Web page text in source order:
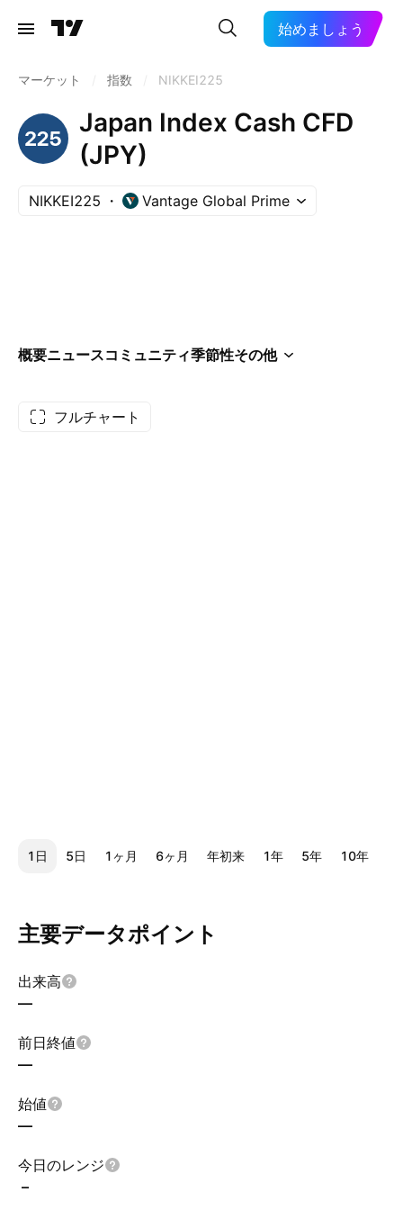
始めましょう
マーケット 指数 NIKKEI225
Japan Index Cash CFD
(JPY)
NIKKEI225 Vantage Global Prime
概要ニュースコミュニティ季節性その他
フルチャート
1日 5日 1ヶ月 6ヶ月 年初来 1年 5年 10年
主要データポイント
出来高
—
前日終値
—
始値
—
今日のレンジ
–